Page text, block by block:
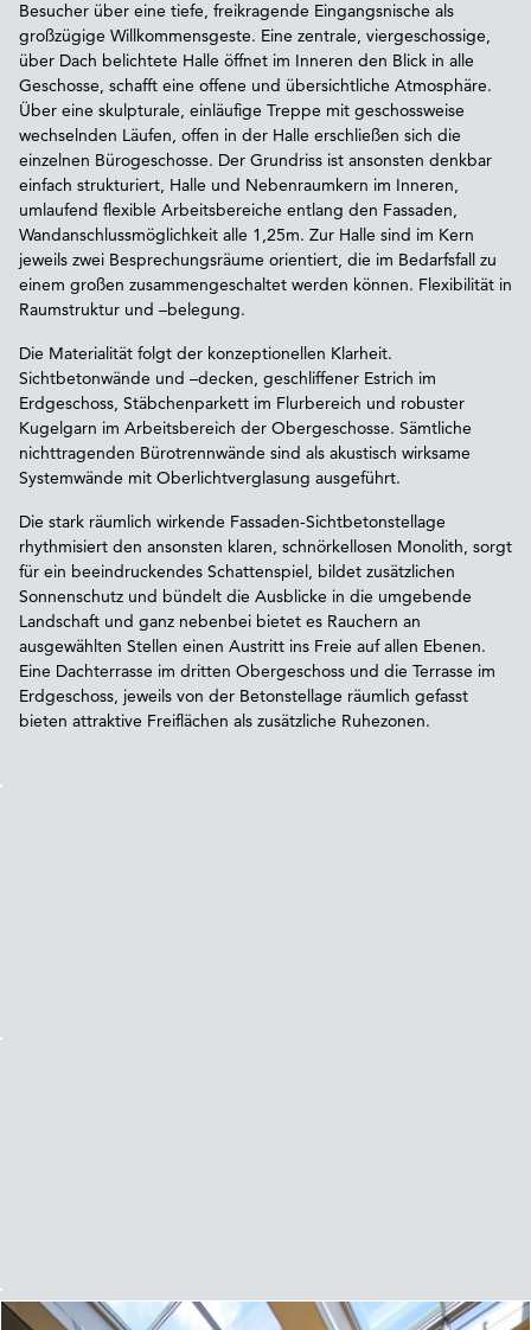
Besucher über eine tiefe, freikragende Eingangsnische als
großzügige Willkommensgeste. Eine zentrale, viergeschossige,
über Dach belichtete Halle öffnet im Inneren den Blick in alle
Geschosse, schafft eine offene und übersichtliche Atmosphäre.
Über eine skulpturale, einläufige Treppe mit geschossweise
wechselnden Läufen, offen in der Halle erschließen sich die
einzelnen Bürogeschosse. Der Grundriss ist ansonsten denkbar
einfach strukturiert, Halle und Nebenraumkern im Inneren,
umlaufend flexible Arbeitsbereiche entlang den Fassaden,
Wandanschlussmöglichkeit alle 1,25m. Zur Halle sind im Kern
jeweils zwei Besprechungsräume orientiert, die im Bedarfsfall zu
einem großen zusammengeschaltet werden können. Flexibilität in
Raumstruktur und –belegung.
Die Materialität folgt der konzeptionellen Klarheit.
Sichtbetonwände und –decken, geschliffener Estrich im
Erdgeschoss, Stäbchenparkett im Flurbereich und robuster
Kugelgarn im Arbeitsbereich der Obergeschosse. Sämtliche
nichttragenden Bürotrennwände sind als akustisch wirksame
Systemwände mit Oberlichtverglasung ausgeführt.
Die stark räumlich wirkende Fassaden-Sichtbetonstellage
rhythmisiert den ansonsten klaren, schnörkellosen Monolith, sorgt
für ein beeindruckendes Schattenspiel, bildet zusätzlichen
Sonnenschutz und bündelt die Ausblicke in die umgebende
Landschaft und ganz nebenbei bietet es Rauchern an
ausgewählten Stellen einen Austritt ins Freie auf allen Ebenen.
Eine Dachterrasse im dritten Obergeschoss und die Terrasse im
Erdgeschoss, jeweils von der Betonstellage räumlich gefasst
bieten attraktive Freiflächen als zusätzliche Ruhezonen.